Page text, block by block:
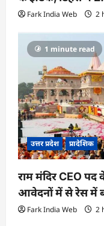
Fark India Web 2
1 minute read
उत्तर प्रदेश प्रादेशिक
राम मंदिर CEO
आवेदनों में से रेस में
Fark India Web 2